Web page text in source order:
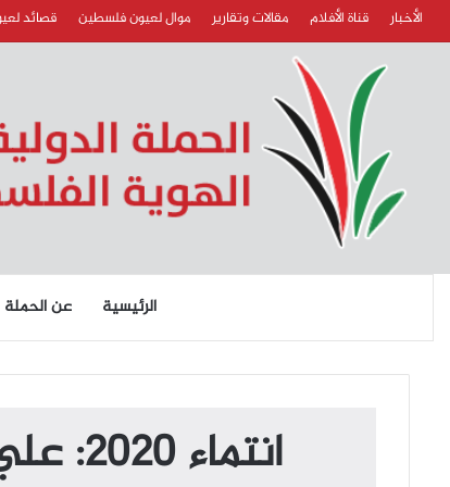
الأخبار قناة الأفلام مقالات وتقارير موال لعيون فلسطين قصائد
الرئيسية عن الحملة